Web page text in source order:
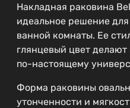
Накладная раковина
идеальное решение
ванной комнаты. Ее
глянцевый цвет делают
по-настоящему
Форма раковины
утонченности и